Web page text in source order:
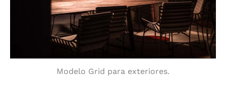
Modelo Grid para exteriores.